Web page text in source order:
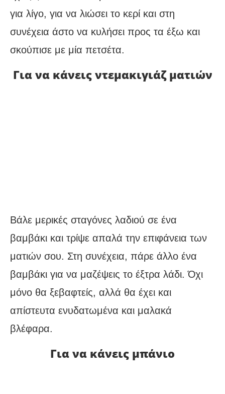
για λίγο, για να λιώσει το κερί και στη
συνέχεια άστο να κυλήσει προς τα έξω και
σκούπισε με μία πετσέτα.
Για να κάνεις ντεμακιγιάζ ματιών
Βάλε μερικές σταγόνες λαδιού σε ένα
βαμβάκι και τρίψε απαλά την επιφάνεια των
ματιών σου. Στη συνέχεια, πάρε άλλο ένα
βαμβάκι για να μαζέψεις το έξτρα λάδι. Όχι
μόνο θα ξεβαφτείς, αλλά θα έχει και
απίστευτα ενυδατωμένα και μαλακά
βλέφαρα.
Για να κάνεις μπάνιο